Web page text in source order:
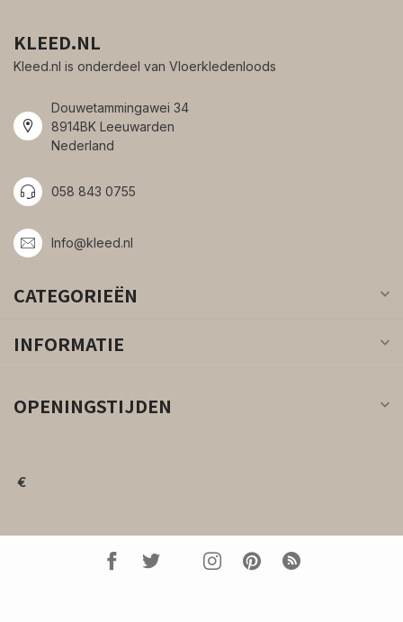
KLEED.NL
Kleed.nl is onderdeel van Vloerkledenloods
Douwetammingawei 34
8914BK Leeuwarden
Nederland
058 843 0755
Info@kleed.nl
CATEGORIEËN
INFORMATIE
OPENINGSTIJDEN
€